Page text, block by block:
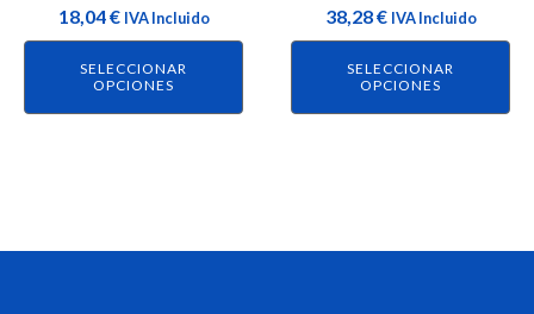
18,04€ IVA Incluido
SELECCIONAR
OPCIONES
elegir
en
38,28€ IVA Incluido
SELECCIONAR
OPCIONES
elegir
en